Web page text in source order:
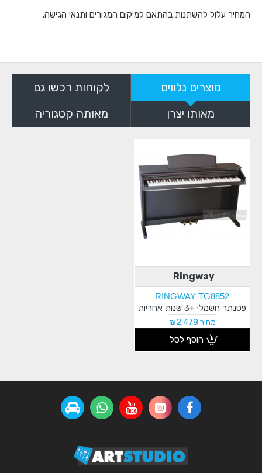
המחיר עלול להשתנות בהתאם למיקום המגורים ותנאי הגישה.
מוצרים נלווים
לקוחות רכשו גם
מאותו יצרן
מאותה קטגוריה
Ringway
RINGWAY TG8852
פסנתר חשמלי +3 שנות אחריות
מחיר ₪2,478
הוסף לסל